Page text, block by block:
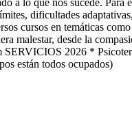
dificultades
cursos en temáticas
malestar, desde la
SERVICIOS 2026 *
están todos ocupados)